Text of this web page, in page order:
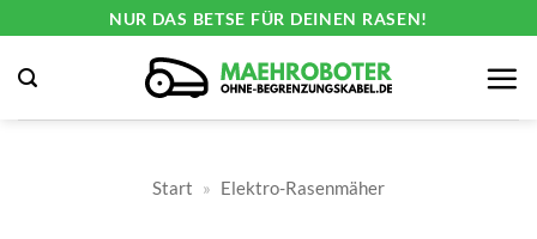
springen
NUR DAS BETSE FÜR DEINEN RASEN!
Start » Elektro-Rasenmäher